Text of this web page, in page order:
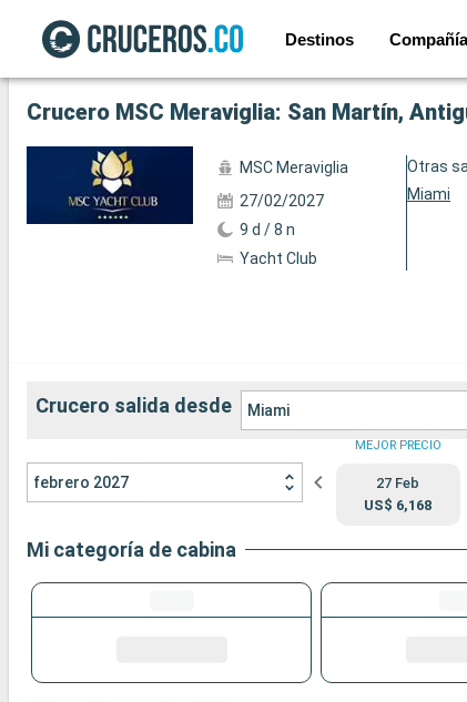
Destinos
Ver las 129 fotos siguientes
Crucero MSC Meraviglia: San Martín,
MSC Meraviglia
27/02/2027
9 d / 8 n
Yacht Club
Otras
Miami
Crucero salida desde Miami
febrero 2027
MEJOR PRECIO
27 Feb
US$ 6,168
Mi categoría de cabina